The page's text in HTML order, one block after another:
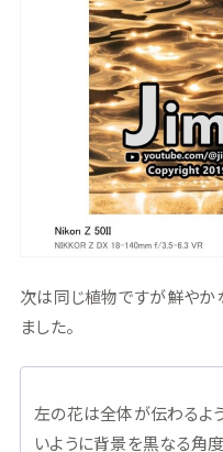
次は同じ植物ですが鮮やか
ました。
左の花は全体が伝わるよ
いように背景を黒なる角